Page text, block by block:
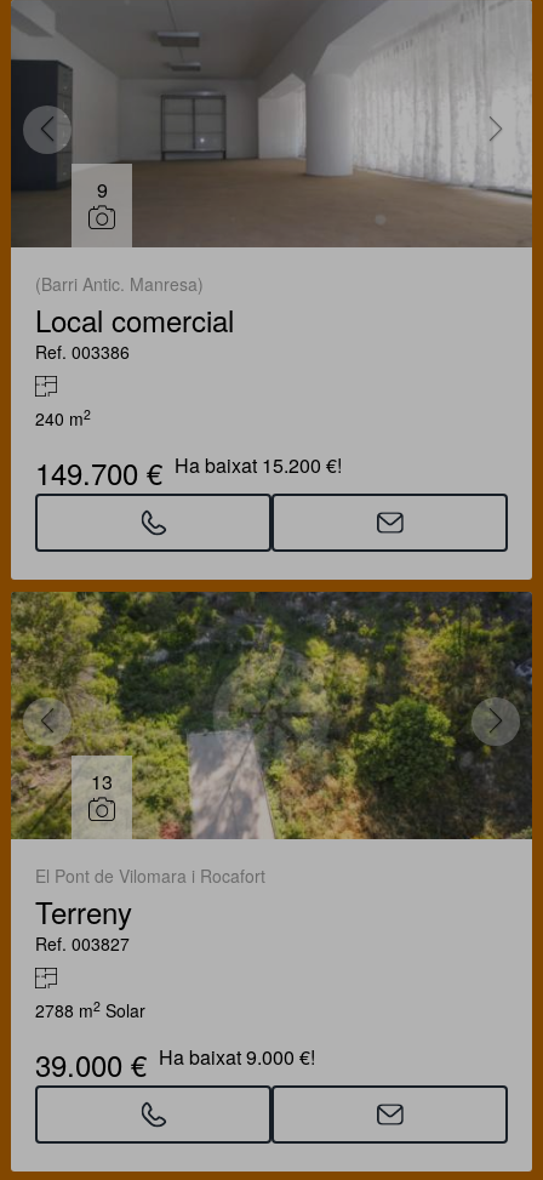
9
(Barri Antic. Manresa)
Local comercial
Ref. 003386
240 m2
149.700 € Ha baixat 15.200 €!
13
El Pont de Vilomara i Rocafort
Terreny
Ref. 003827
2788 m2 Solar
39.000 € Ha baixat 9.000 €!